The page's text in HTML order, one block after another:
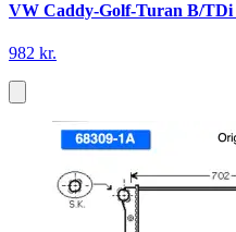
VW Caddy-Golf-Turan B/TDi
982 kr.